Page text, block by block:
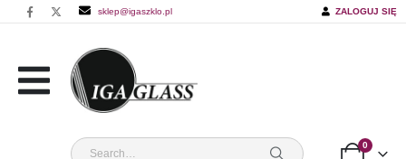
sklep@igaszklo.pl ZALOGUJ SIĘ
0